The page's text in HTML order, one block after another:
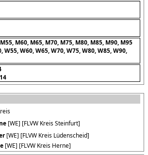
M60, M65, M70, M75, M80, M85, M90, M95
W55, W60, W65, W70, W75, W80, W85, W90,
[WE] [FLVW Kreis Steinfurt]
[WE] [FLVW Kreis Lüdenscheid]
[WE] [FLVW Kreis Herne]